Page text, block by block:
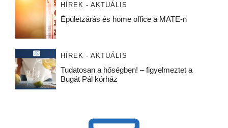
HÍREK - AKTUÁLIS
Épületzárás és home office a MATE-n
HÍREK - AKTUÁLIS
Tudatosan a hőségben! – figyelmeztet a
Bugát Pál kórház